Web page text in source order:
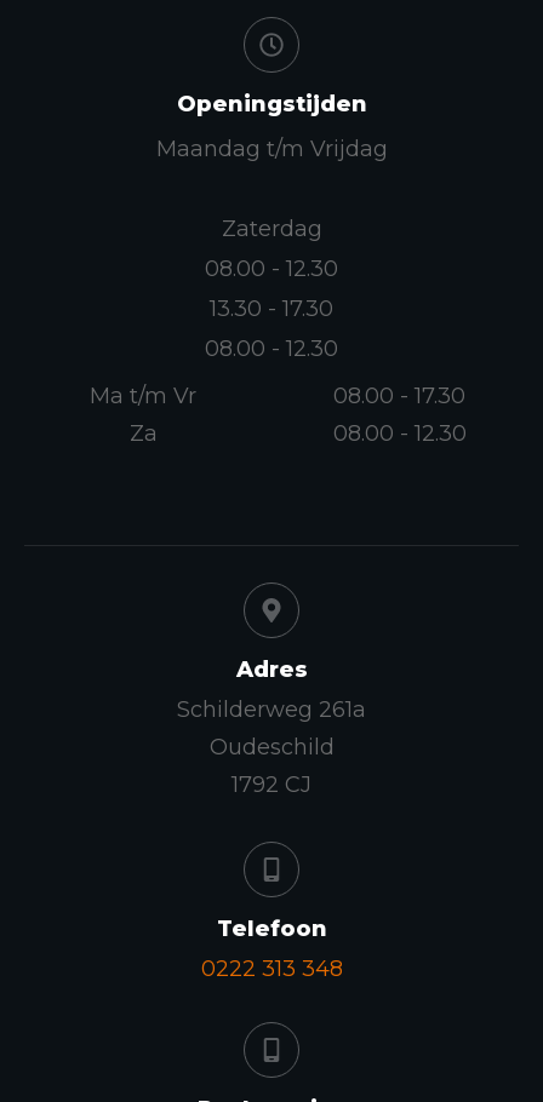
Openingstijden
Maandag t/m Vrijdag
Zaterdag
08.00 - 12.30
13.30 - 17.30
08.00 - 12.30
Ma t/m Vr
Za
08.00 - 17.30
08.00 - 12.30
Adres
Schilderweg 261a
Oudeschild
1792 CJ
Telefoon
0222 313 348